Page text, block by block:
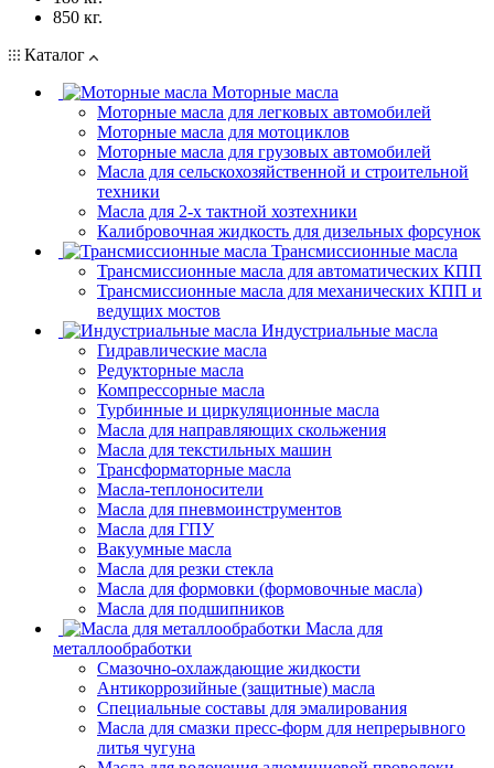
850 кг.
Каталог
Моторные масла
Моторные масла для легковых автомобилей
Моторные масла для мотоциклов
Моторные масла для грузовых автомобилей
Масла для сельскохозяйственной и строительной
техники
Масла для 2-х тактной хозтехники
Калибровочная жидкость для дизельных форсунок
Трансмиссионные масла
Трансмиссионные масла для автоматических КПП
Трансмиссионные масла для механических КПП и
ведущих мостов
Индустриальные масла
Гидравлические масла
Редукторные масла
Компрессорные масла
Турбинные и циркуляционные масла
Масла для направляющих скольжения
Масла для текстильных машин
Трансформаторные масла
Масла-теплоносители
Масла для пневмоинструментов
Масла для ГПУ
Вакуумные масла
Масла для резки стекла
Масла для формовки (формовочные масла)
Масла для подшипников
Масла для
металлообработки
Смазочно-охлаждающие жидкости
Антикоррозийные (защитные) масла
Специальные составы для эмалирования
Масла для смазки пресс-форм для непрерывного
литья чугуна